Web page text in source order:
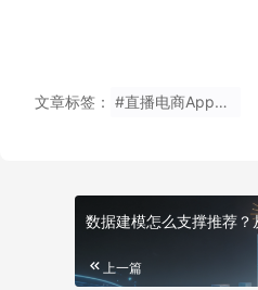
文章标签： #直播电商App邀请链接
数据建模怎么支撑推荐
上一篇